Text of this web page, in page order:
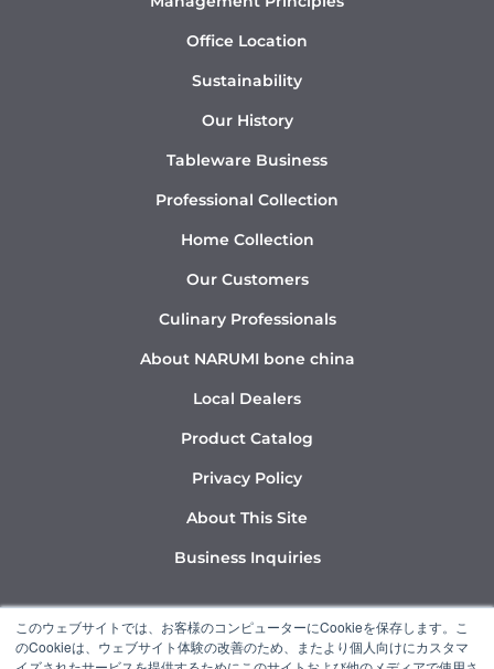
このウェブサイトでは、お客様のコンピューターにCookieを保存します。こ
のCookieは、ウェブサイト体験の改善のため、またより個人向けにカスタマ
Office Location
Sustainability
Our History
Tableware Business
Professional Collection
Home Collection
Our Customers
Culinary Professionals
About NARUMI bone china
Local Dealers
Product Catalog
Privacy Policy
About This Site
Business Inquiries
Y
o
I
n
L
i